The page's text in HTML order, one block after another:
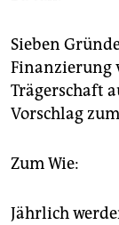
Sieben
Finanzierung
Trägerschaft
Vorschlag
Zum Wie:
Jährlich